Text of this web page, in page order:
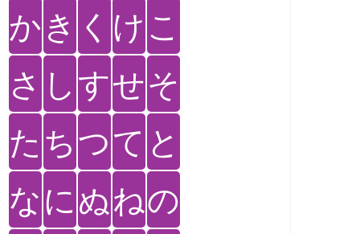
かき く けこ
さ しすせそ
た ちつて と
なにぬねの